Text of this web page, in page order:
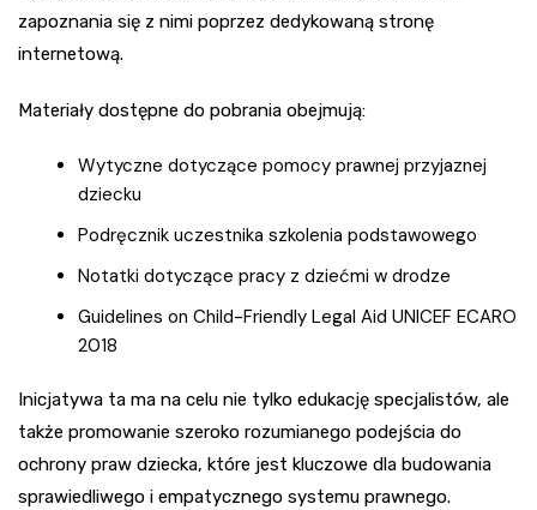
zapoznania się z nimi poprzez dedykowaną stronę
internetową.
Materiały dostępne do pobrania obejmują:
Wytyczne dotyczące pomocy prawnej przyjaznej
dziecku
Podręcznik uczestnika szkolenia podstawowego
Notatki dotyczące pracy z dziećmi w drodze
Guidelines on Child-Friendly Legal Aid UNICEF ECARO
2018
Inicjatywa ta ma na celu nie tylko edukację specjalistów, ale
także promowanie szeroko rozumianego podejścia do
ochrony praw dziecka, które jest kluczowe dla budowania
sprawiedliwego i empatycznego systemu prawnego.